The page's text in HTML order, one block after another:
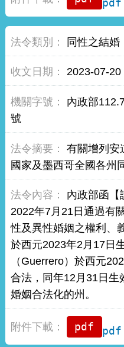
pdf
同性之結婚
2023-07-20
內政部
號
有關增列安
國家及墨西哥全國各州
內政部函【
2022年7月21日通過有
性及異性婚姻之權利、
於西元2023年2月17日
（Guerrero）於西元
合法，同年12月31日生
婚姻合法化的州。
pdf